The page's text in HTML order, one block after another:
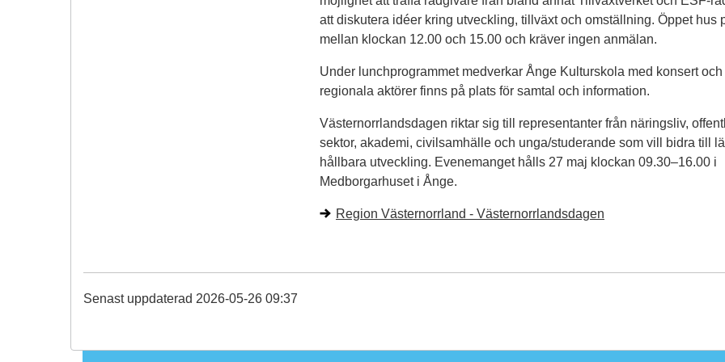
att diskutera idéer kring utveckling, tillväxt och omställning. Öppet hus
mellan klockan 12.00 och 15.00 och kräver ingen anmälan.
Under lunchprogrammet medverkar Ånge Kulturskola med konsert och
regionala aktörer finns på plats för samtal och information.
Västernorrlandsdagen riktar sig till representanter från näringsliv,
sektor, akademi, civilsamhälle och unga/studerande som vill bidra till
hållbara utveckling. Evenemanget hålls 27 maj klockan 09.30–16.00 i
Medborgarhuset i Ånge.
Region Västernorrland - Västernorrlandsdagen
Senast uppdaterad 2026-05-26 09:37